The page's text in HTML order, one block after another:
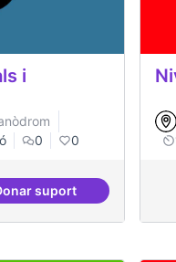
i
0 0
suport
Suport a projectes